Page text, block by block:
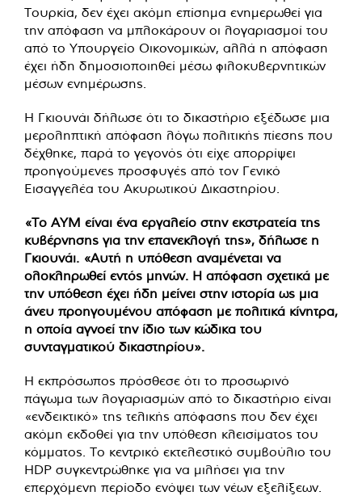
Τουρκία, δεν έχει ακόμη επίσημα ενημερωθεί για
την απόφαση να μπλοκάρουν οι λογαριασμοί του
από το Υπουργείο Οικονομικών, αλλά η απόφαση
έχει ήδη δημοσιοποιηθεί μέσω φιλοκυβερνητικών
μέσων ενημέρωσης.
Η Γκιουνάι δήλωσε ότι το δικαστήριο εξέδωσε μια
μεροληπτική απόφαση λόγω πολιτικής πίεσης που
δέχθηκε, παρά το γεγονός ότι είχε απορρίψει
προηγούμενες προσφυγές από τον Γενικό
Εισαγγελέα του Ακυρωτικού Δικαστηρίου.
«Το AYM είναι ένα εργαλείο στην εκστρατεία της
κυβέρνησης για την επανεκλογή της», δήλωσε η
Γκιουνάι. «Αυτή η υπόθεση αναμένεται να
ολοκληρωθεί εντός μηνών. Η απόφαση σχετικά με
την υπόθεση έχει ήδη μείνει στην ιστορία ως μια
άνευ προηγουμένου απόφαση με πολιτικά κίνητρα,
η οποία αγνοεί την ίδιο των κώδικα του
συνταγματικού δικαστηρίου».
Η εκπρόσωπος πρόσθεσε ότι το προσωρινό
πάγωμα των λογαριασμών από το δικαστήριο είναι
«ενδεικτικό» της τελικής απόφασης που δεν έχει
ακόμη εκδοθεί για την υπόθεση κλεισίματος του
κόμματος. Το κεντρικό εκτελεστικό συμβούλιο του
HDP συγκεντρώθηκε για να μιλήσει για την
επερχόμενη περίοδο ενόψει των νέων εξελίξεων.